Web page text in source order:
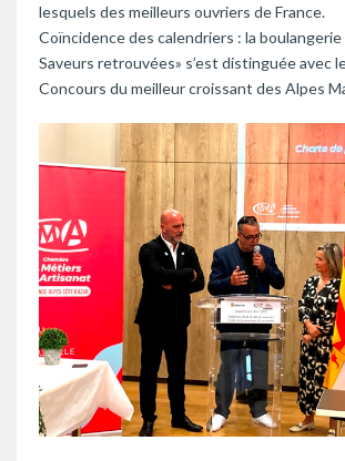
lesquels des meilleurs ouvriers de France.
Coïncidence des calendriers : la boulangerie
Saveurs retrouvées» s’est distinguée avec
Concours du meilleur croissant des Alpes